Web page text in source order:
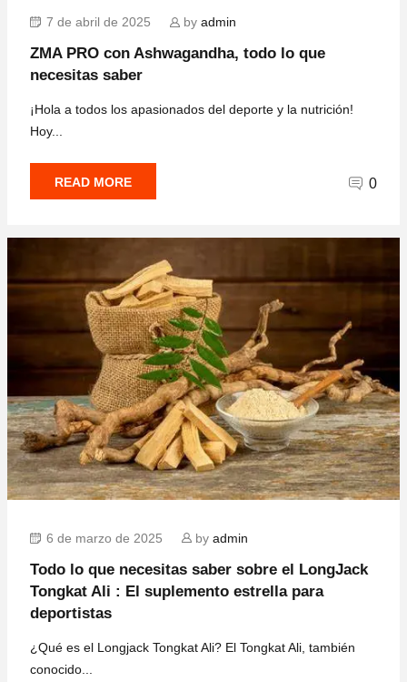
7 de abril de 2025 by admin
ZMA PRO con Ashwagandha, todo lo que
necesitas saber
¡Hola a todos los apasionados del deporte y la nutrición!
Hoy...
READ MORE 0
6 de marzo de 2025 by admin
Todo lo que necesitas saber sobre el LongJack
Tongkat Ali : El suplemento estrella para
deportistas
¿Qué es el Longjack Tongkat Ali? El Tongkat Ali, también
conocido...